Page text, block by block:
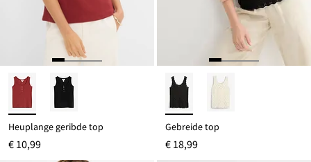
Heuplange geribde top
€ 10,99
Gebreide top
€ 18,99